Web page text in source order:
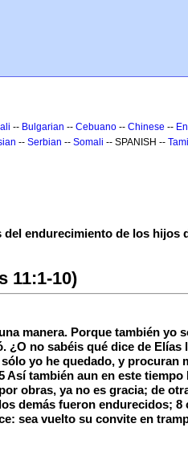
-- Bulgarian -- Cebuano -- Chinese --
-- Serbian -- Somali -- SPANISH -- Tamil
endurecimiento de los hijos
11:1-10)
manera. Porque también
¿O no sabéis qué dice de
yo he quedado, y
también aun en este
obras, ya no es gracia; de
demás fueron endurecidos;
sea vuelto su convite en